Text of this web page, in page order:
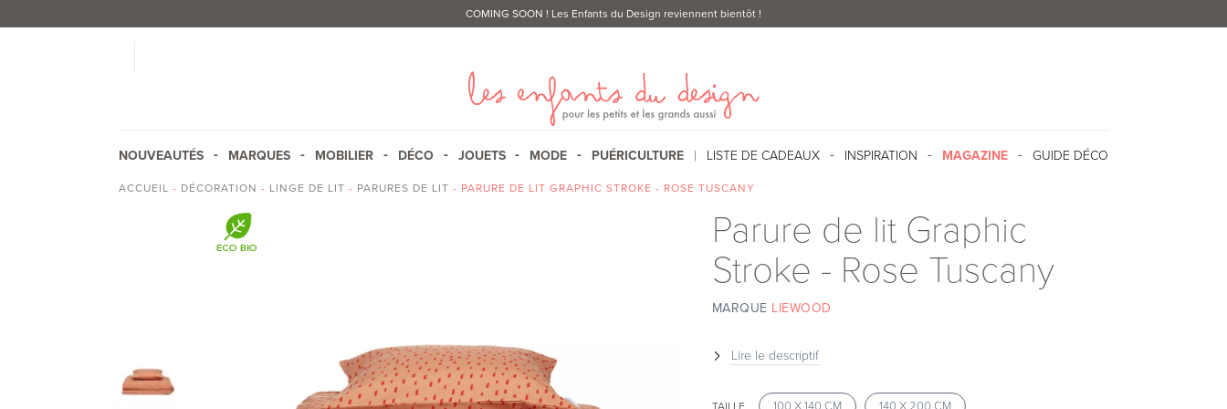
COMING SOON ! Les Enfants du Design reviennent bientôt !
NOUVEAUTÉS MARQUES MOBILIER DÉCO JOUETS MODE PUÉRICULTURE LISTE DE CADEAUX INSPIRATION MAGAZINE GUIDE DÉCO
ACCUEIL - DÉCORATION - LINGE DE LIT - PARURES DE LIT - PARURE DE LIT GRAPHIC STROKE - ROSE TUSCANY
Parure de lit Graphic
Stroke - Rose Tuscany
MARQUE LIEWOOD
Lire le descriptif
TAILLE